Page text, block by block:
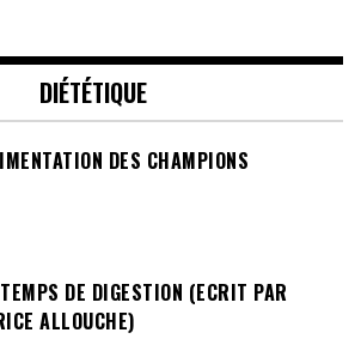
DIÉTÉTIQUE
DES CHAMPIONS
DE DIGESTION (ECRIT PAR
ALLOUCHE)